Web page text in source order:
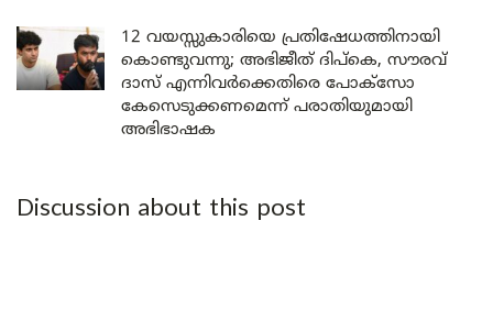
12 വയസ്സുകാരിയെ പ്രതിഷേധത്തിനായി
കൊണ്ടുവന്നു; അഭിജീത് ദിപ്കെ, സൗരവ്
ദാസ് എന്നിവർക്കെതിരെ പോക്സോ
കേസെടുക്കണമെന്ന് പരാതിയുമായി
അഭിഭാഷക
Discussion about this post